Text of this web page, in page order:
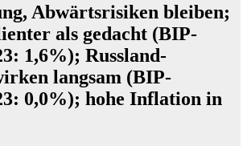
Abwärtsrisiken bleiben;
als gedacht (BIP-
1,6%); Russland-
langsam (BIP-
0,0%); hohe Inflation in